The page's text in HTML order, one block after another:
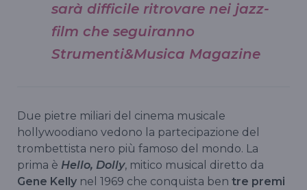
sarà difficile ritrovare nei jazz-
film che seguiranno
Strumenti&Musica Magazine
Due pietre miliari del cinema musicale
hollywoodiano vedono la partecipazione del
trombettista nero più famoso del mondo. La
prima è Hello, Dolly, mitico musical diretto da
Gene Kelly nel 1969 che conquista ben tre premi